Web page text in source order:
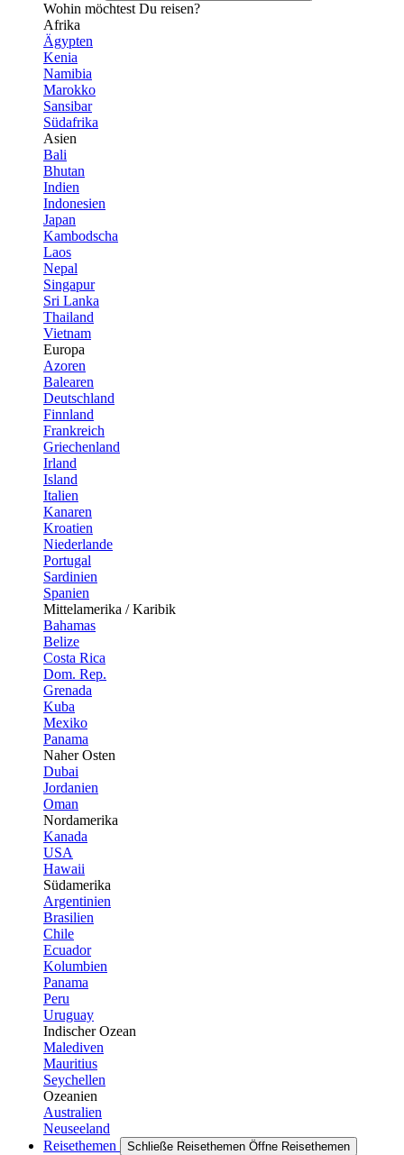
Wohin möchtest Du reisen?
Afrika
Ägypten
Kenia
Namibia
Marokko
Sansibar
Südafrika
Asien
Bali
Bhutan
Indien
Indonesien
Japan
Kambodscha
Laos
Nepal
Singapur
Sri Lanka
Thailand
Vietnam
Europa
Azoren
Balearen
Deutschland
Finnland
Frankreich
Griechenland
Irland
Island
Italien
Kanaren
Kroatien
Niederlande
Portugal
Sardinien
Spanien
Mittelamerika / Karibik
Bahamas
Belize
Costa Rica
Dom. Rep.
Grenada
Kuba
Mexiko
Panama
Naher Osten
Dubai
Jordanien
Oman
Nordamerika
Kanada
USA
Hawaii
Südamerika
Argentinien
Brasilien
Chile
Ecuador
Kolumbien
Panama
Peru
Uruguay
Indischer Ozean
Malediven
Mauritius
Seychellen
Ozeanien
Australien
Neuseeland
Reisethemen
Schließe Reisethemen Öffne Reisethemen